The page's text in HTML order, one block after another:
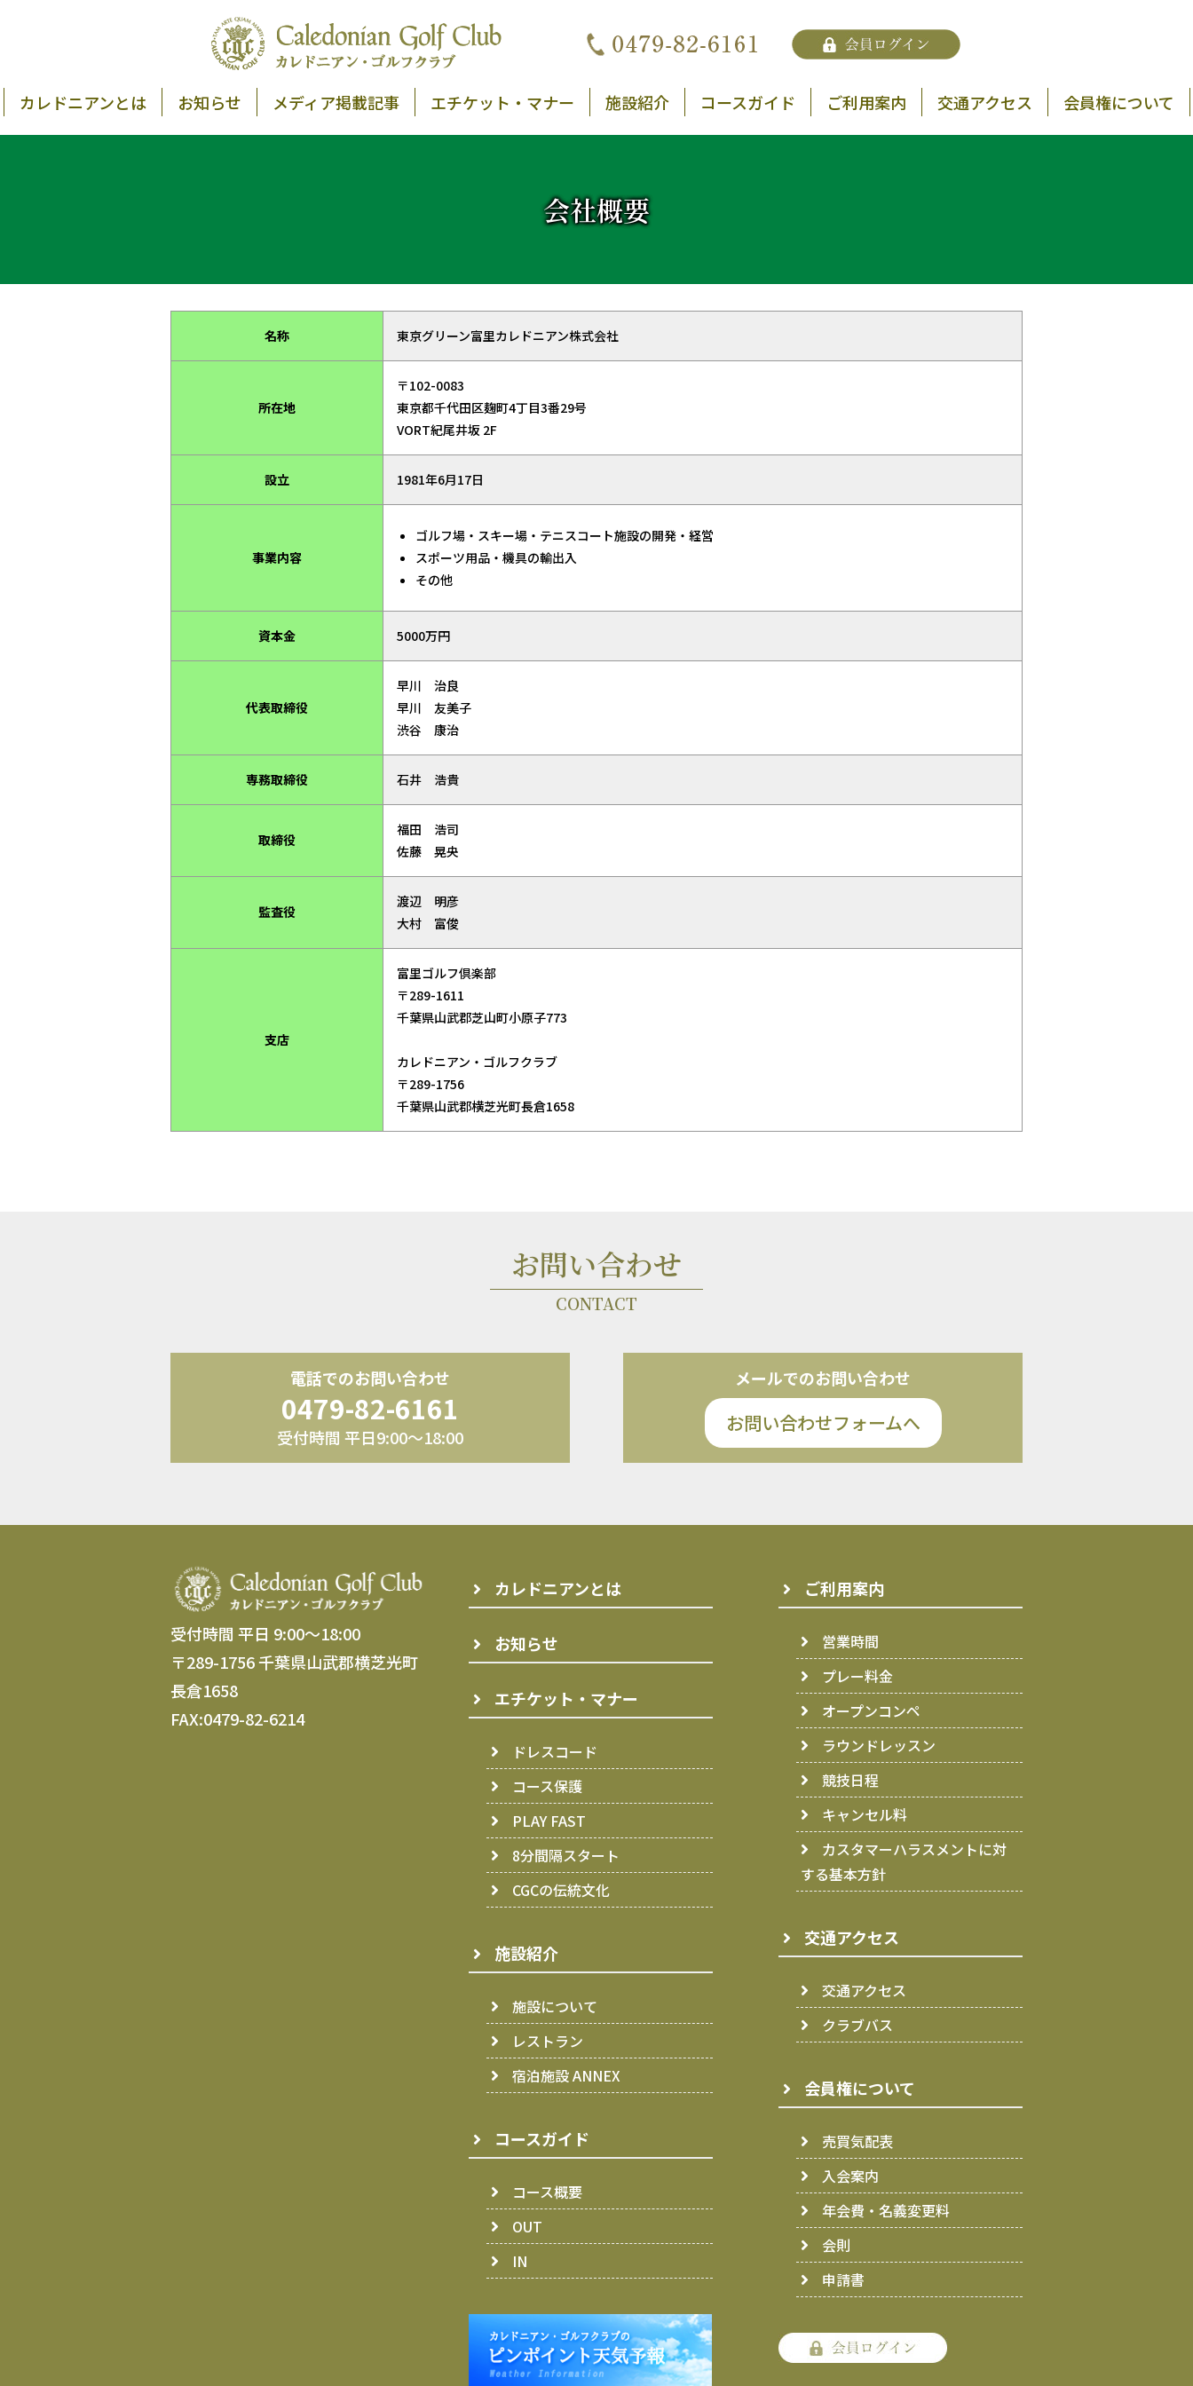
カレドニアンとは お知らせ メディア掲載記事 エチケット・マナー 施設紹介 コースガイド ご利用案内 交通アクセス 会員権について
会社概要
名称 東京グリーン富里カレドニアン株式会社
所在地
〒102-0083
東京都千代田区麹町4丁目3番29号
VORT紀尾井坂 2F
設立 1981年6月17日
事業内容
ゴルフ場・スキー場・テニスコート施設の開発・経営
スポーツ用品・機具の輸出入
その他
資本金 5000万円
代表取締役
早川 治良
早川 友美子
渋谷 康治
専務取締役 石井 浩貴
取締役
福田 浩司
佐藤 晃央
監査役
渡辺 明彦
大村 富俊
支店
富里ゴルフ倶楽部
〒289-1611
千葉県山武郡芝山町小原子773
カレドニアン・ゴルフクラブ
〒289-1756
千葉県山武郡横芝光町長倉1658
お問い合わせ
CONTACT
電話でのお問い合わせ
0479-82-6161
受付時間 平日9:00～18:00
メールでのお問い合わせ
お問い合わせフォームへ
受付時間 平日 9:00～18:00
〒289-1756 千葉県山武郡横芝光町
長倉1658
FAX:0479-82-6214
カレドニアンとは
お知らせ
エチケット・マナー
ドレスコード
コース保護
PLAY FAST
8分間隔スタート
CGCの伝統文化
施設紹介
施設について
レストラン
宿泊施設 ANNEX
コースガイド
コース概要
OUT
IN
ご利用案内
営業時間
プレー料金
オープンコンペ
ラウンドレッスン
競技日程
キャンセル料
カスタマーハラスメントに対
する基本方針
交通アクセス
交通アクセス
クラブバス
会員権について
売買気配表
入会案内
年会費・名義変更料
会則
申請書